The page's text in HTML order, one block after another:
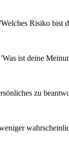
Risiko bist
ist deine
zu